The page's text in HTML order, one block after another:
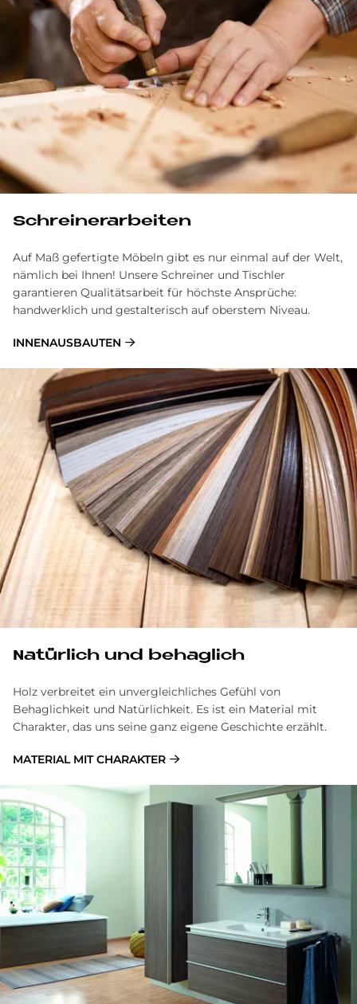
Schrei­ner­ar­bei­ten
Auf Maß gefertigte Möbeln gibt es nur einmal auf der Welt,
nämlich bei Ihnen! Unsere Schreiner und Tischler
garantieren Qualitätsarbeit für höchste Ansprüche:
handwerklich und gestalterisch auf oberstem Niveau.
INNENAUSBAUTEN
Na­tür­lich und be­hag­lich
Holz verbreitet ein unvergleichliches Gefühl von
Behaglichkeit und Natürlichkeit. Es ist ein Material mit
Charakter, das uns seine ganz eigene Geschichte erzählt.
MATERIAL MIT CHARAKTER